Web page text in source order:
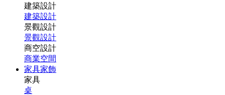
建築設計
建築設計
景觀設計
景觀設計
商空設計
商業空間
家具家飾
家具
桌